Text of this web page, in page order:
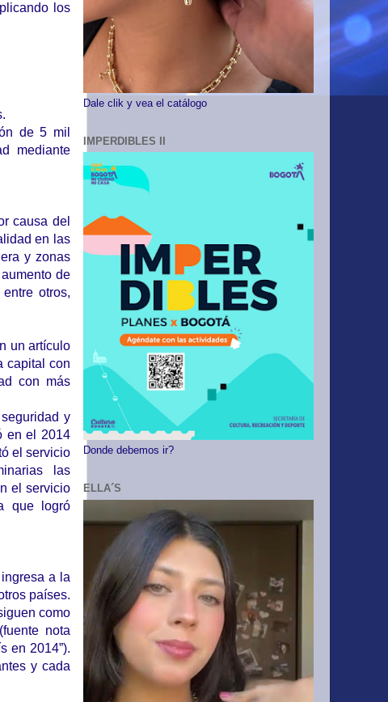
los
de 5 mil
mediante
causa del
en las
y zonas
de
otros,
un artículo
capital con
con más
y
en el 2014
el servicio
las
el servicio
que logró
a la
países.
como
nota
en 2014”).
y cada
Dale clik y vea el catálogo
IMPERDIBLES II
Donde debemos ir?
ELLA´S